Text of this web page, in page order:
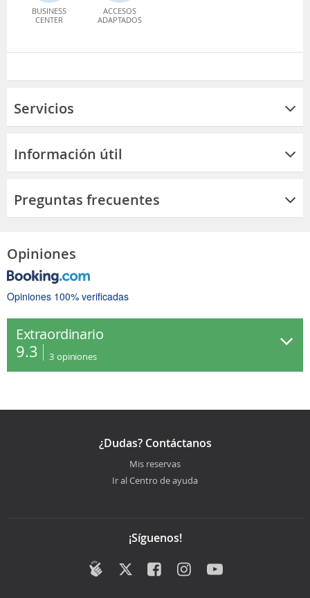
BUSINESS
CENTER
ACCESOS
ADAPTADOS
Servicios
Información útil
Preguntas frecuentes
Opiniones
Opiniones 100% verificadas
Extraordinario
9.3 3 opiniones
¿Dudas? Contáctanos
Mis reservas
Ir al Centro de ayuda
¡Síguenos!